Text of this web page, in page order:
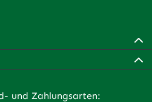
– öffnet in neuem Tab
vorbei – öffnet in neuem Tab
uns auf LinkedIn – öffnet in
Pinterest inspirieren – öffnet
dich mit uns auf Xing – öffnet
dir unsere Videos auf YouTube
und Zahlungsarten: